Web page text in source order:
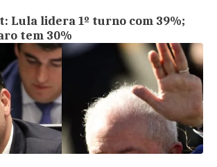
Lula lidera 1º turno com 39%;
tem 30%